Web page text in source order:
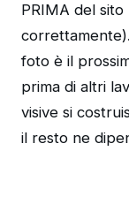
PRIMA del
foto è il
prima di altri
visive si
il resto ne